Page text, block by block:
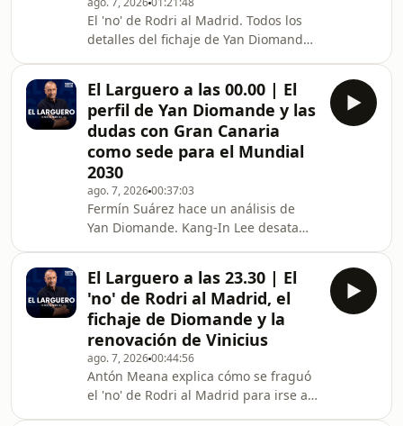
El 'no' de Rodri al Madrid. Todos los
detalles del fichaje de Yan Diomande
equipos de Primera
División.&nbsp;Kang-in Lee desata
pasiones con el Atlético a su llegada a
Corea del Sur.&nbsp;Hablamos con
Juanjo Arencibia, presidente de la
Federación Interinsular de Fútbol de
Las Palmas, sobre las dudas de Gran
Canaria como sede para el Mu
El Larguero a las 00.00 | El
perfil de Yan Diomande y las
dudas con Gran Canaria
como sede para el Mundial
2030
ago. 7, 202600:37:03
Fermín Suárez hace un análisis de
Yan Diomande. Kang-In Lee desata
presidente de la Federación
Interinsular de Fútbol de Las Palmas,
sobre las dudas de Gran Canaria
como sede para el Mundial 2030.
Marc Márquez reconoce su
favoritismo sin tapujos de cara al
Mundial de MotoGP. Hablamos
Alejandra Quereda, seleccionadora de
El Larguero a las 23.30 | El
'no' de Rodri al Madrid, el
fichaje de Diomande y la
renovación de Vinicius
ago. 7, 202600:44:56
Antón Meana explica cómo se fraguó
el 'no' de Rodri al Madrid para irse al